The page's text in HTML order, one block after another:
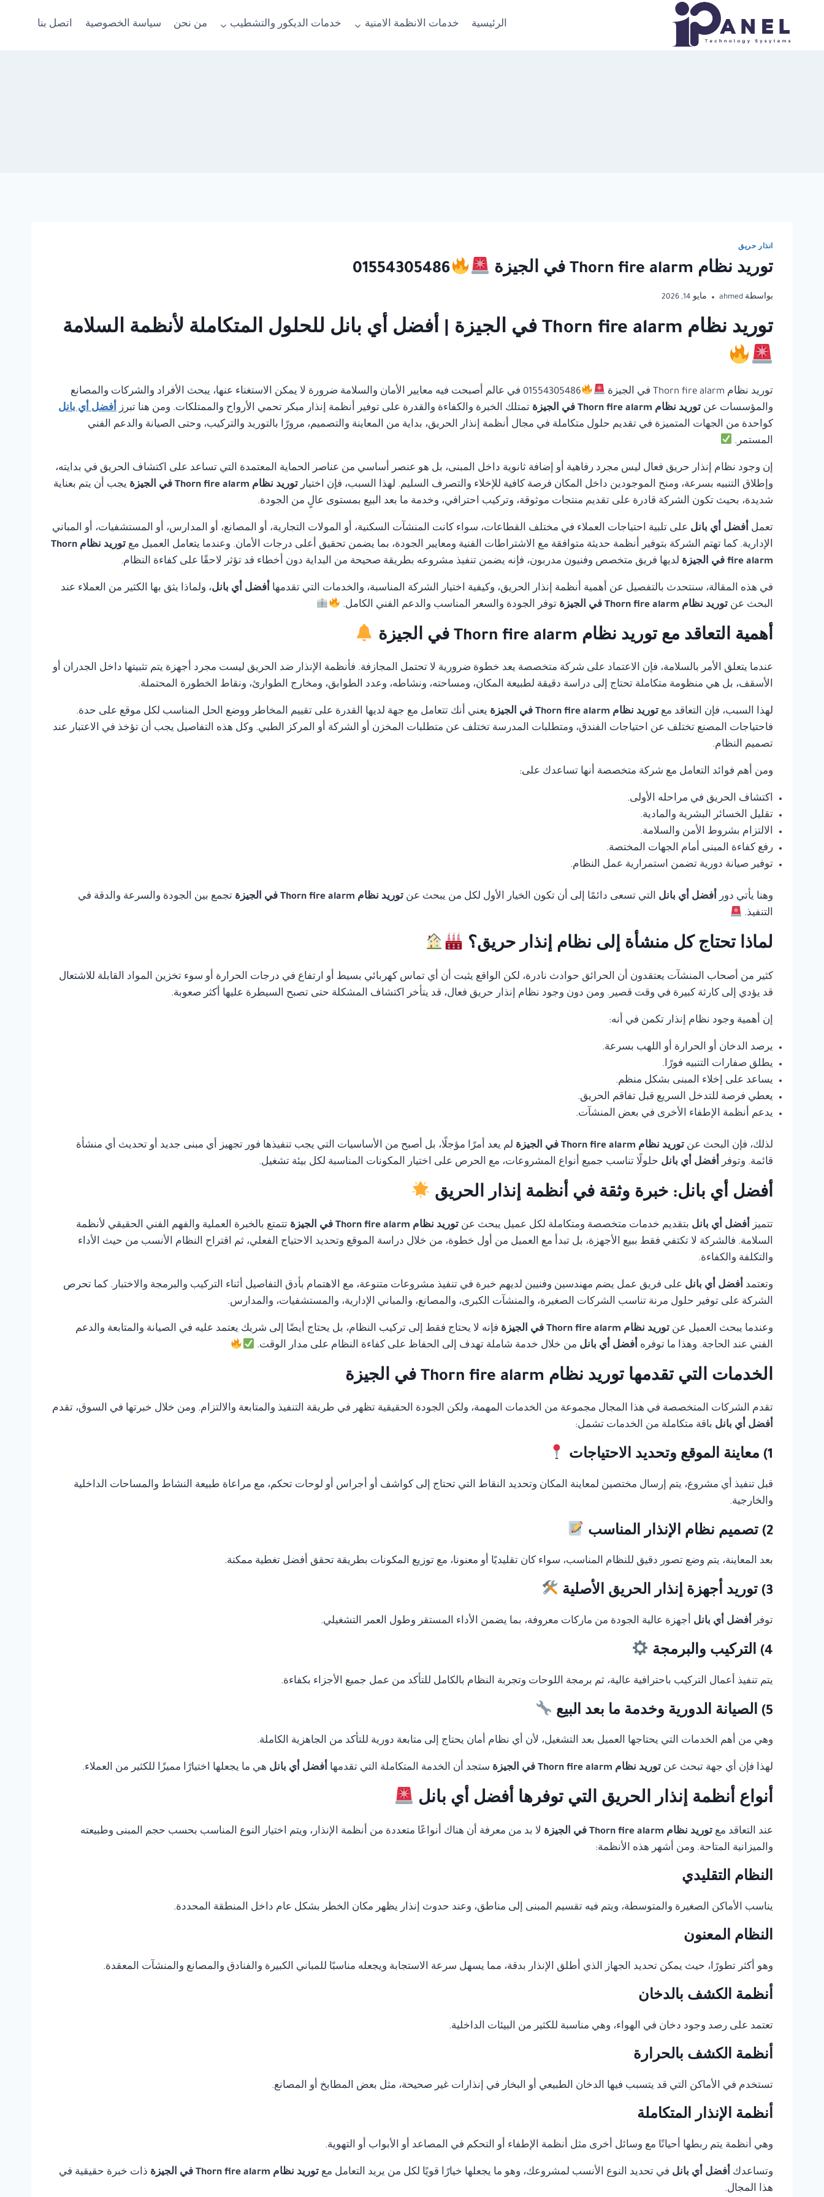
المحتوى
الرئيسية خدمات الانظمة الامنية خدمات الديكور والتشطيب من نحن سياسة الخصوصية اتصل بنا
انذار حريق
توريد نظام Thorn fire alarm في الجيزة 01554305486
بواسطة ahmed مايو 14, 2026
توريد نظام Thorn fire alarm في الجيزة | أفضل أي بانل للحلول المتكاملة لأنظمة السلامة
توريد نظام Thorn fire alarm في الجيزة
01554305486 في عالم أصبحت فيه معايير الأمان والسلامة ضرورة لا يمكن الاستغناء عنها، يبحث الأفراد والشركات والمصانع
والمؤسسات عن توريد نظام Thorn fire alarm في الجيزة تمتلك الخبرة والكفاءة والقدرة على توفير أنظمة إنذار مبكر تحمي الأرواح والممتلكات. ومن هنا تبرز أفضل أي بانل
كواحدة من الجهات المتميزة في تقديم حلول متكاملة في مجال أنظمة إنذار الحريق، بداية من المعاينة والتصميم، مرورًا بالتوريد والتركيب، وحتى الصيانة والدعم الفني
المستمر.
إن وجود نظام إنذار حريق فعال ليس مجرد رفاهية أو إضافة ثانوية داخل المبنى، بل هو عنصر أساسي من عناصر الحماية المعتمدة التي تساعد على اكتشاف الحريق في بدايته،
وإطلاق التنبيه بسرعة، ومنح الموجودين داخل المكان فرصة كافية للإخلاء والتصرف السليم. لهذا السبب، فإن اختيار توريد نظام Thorn fire alarm في الجيزة
يجب أن يتم بعناية
شديدة، بحيث تكون الشركة قادرة على تقديم منتجات موثوقة، وتركيب احترافي، وخدمة ما بعد البيع بمستوى عالٍ من الجودة.
تعمل أفضل أي بانل على تلبية احتياجات العملاء في مختلف القطاعات، سواء كانت المنشآت السكنية، أو المولات التجارية، أو المصانع، أو المدارس، أو المستشفيات، أو المباني
الإدارية. كما تهتم الشركة بتوفير أنظمة حديثة متوافقة مع الاشتراطات الفنية ومعايير الجودة، بما يضمن تحقيق أعلى درجات الأمان. وعندما يتعامل العميل مع
توريد نظام Thorn
fire alarm في الجيزة
لديها فريق متخصص وفنيون مدربون، فإنه يضمن تنفيذ مشروعه بطريقة صحيحة من البداية دون أخطاء قد تؤثر لاحقًا على كفاءة النظام.
في هذه المقالة، سنتحدث بالتفصيل عن أهمية أنظمة إنذار الحريق، وكيفية اختيار الشركة المناسبة، والخدمات التي تقدمها أفضل أي بانل، ولماذا يثق بها الكثير من العملاء عند
البحث عن توريد نظام Thorn fire alarm في الجيزة توفر الجودة والسعر المناسب والدعم الفني الكامل.
أهمية التعاقد مع توريد نظام Thorn fire alarm في الجيزة
عندما يتعلق الأمر بالسلامة، فإن الاعتماد على شركة متخصصة يعد خطوة ضرورية لا تحتمل المجازفة. فأنظمة الإنذار ضد الحريق ليست مجرد أجهزة يتم تثبيتها داخل الجدران أو
الأسقف، بل هي منظومة متكاملة تحتاج إلى دراسة دقيقة لطبيعة المكان، ومساحته، ونشاطه، وعدد الطوابق، ومخارج الطوارئ، ونقاط الخطورة المحتملة.
لهذا السبب، فإن التعاقد مع توريد نظام Thorn fire alarm في الجيزة
يعني أنك تتعامل مع جهة لديها القدرة على تقييم المخاطر ووضع الحل المناسب لكل موقع على حدة.
فاحتياجات المصنع تختلف عن احتياجات الفندق، ومتطلبات المدرسة تختلف عن متطلبات المخزن أو الشركة أو المركز الطبي. وكل هذه التفاصيل يجب أن تؤخذ في الاعتبار عند
تصميم النظام.
ومن أهم فوائد التعامل مع شركة متخصصة أنها تساعدك على:
اكتشاف الحريق في مراحله الأولى.
تقليل الخسائر البشرية والمادية.
الالتزام بشروط الأمن والسلامة.
رفع كفاءة المبنى أمام الجهات المختصة.
توفير صيانة دورية تضمن استمرارية عمل النظام.
وهنا يأتي دور أفضل أي بانل التي تسعى دائمًا إلى أن تكون الخيار الأول لكل من يبحث عن توريد نظام Thorn fire alarm في الجيزة
تجمع بين الجودة والسرعة والدقة في
التنفيذ.
لماذا تحتاج كل منشأة إلى نظام إنذار حريق؟
كثير من أصحاب المنشآت يعتقدون أن الحرائق حوادث نادرة، لكن الواقع يثبت أن أي تماس كهربائي بسيط أو ارتفاع في درجات الحرارة أو سوء تخزين المواد القابلة للاشتعال
قد يؤدي إلى كارثة كبيرة في وقت قصير. ومن دون وجود نظام إنذار حريق فعال، قد يتأخر اكتشاف المشكلة حتى تصبح السيطرة عليها أكثر صعوبة.
إن أهمية وجود نظام إنذار تكمن في أنه:
يرصد الدخان أو الحرارة أو اللهب بسرعة.
يطلق صفارات التنبيه فورًا.
يساعد على إخلاء المبنى بشكل منظم.
يعطي فرصة للتدخل السريع قبل تفاقم الحريق.
يدعم أنظمة الإطفاء الأخرى في بعض المنشآت.
لذلك، فإن البحث عن توريد نظام Thorn fire alarm في الجيزة
لم يعد أمرًا مؤجلًا، بل أصبح من الأساسيات التي يجب تنفيذها فور تجهيز أي مبنى جديد أو تحديث أي منشأة
قائمة. وتوفر أفضل أي بانل حلولًا تناسب جميع أنواع المشروعات، مع الحرص على اختيار المكونات المناسبة لكل بيئة تشغيل.
أفضل أي بانل: خبرة وثقة في أنظمة إنذار الحريق
تتميز أفضل أي بانل بتقديم خدمات متخصصة ومتكاملة لكل عميل يبحث عن توريد نظام Thorn fire alarm في الجيزة
تتمتع بالخبرة العملية والفهم الفني الحقيقي لأنظمة
السلامة. فالشركة لا تكتفي فقط ببيع الأجهزة، بل تبدأ مع العميل من أول خطوة، من خلال دراسة الموقع وتحديد الاحتياج الفعلي، ثم اقتراح النظام الأنسب من حيث الأداء
والتكلفة والكفاءة.
وتعتمد أفضل أي بانل على فريق عمل يضم مهندسين وفنيين لديهم خبرة في تنفيذ مشروعات متنوعة، مع الاهتمام بأدق التفاصيل أثناء التركيب والبرمجة والاختبار. كما تحرص
الشركة على توفير حلول مرنة تناسب الشركات الصغيرة، والمنشآت الكبرى، والمصانع، والمباني الإدارية، والمستشفيات، والمدارس.
وعندما يبحث العميل عن توريد نظام Thorn fire alarm في الجيزة
فإنه لا يحتاج فقط إلى تركيب النظام، بل يحتاج أيضًا إلى شريك يعتمد عليه في الصيانة والمتابعة والدعم
الفني عند الحاجة. وهذا ما توفره أفضل أي بانل من خلال خدمة شاملة تهدف إلى الحفاظ على كفاءة النظام على مدار الوقت.
الخدمات التي تقدمها توريد نظام Thorn fire alarm في الجيزة
تقدم الشركات المتخصصة في هذا المجال مجموعة من الخدمات المهمة، ولكن الجودة الحقيقية تظهر في طريقة التنفيذ والمتابعة والالتزام. ومن خلال خبرتها في السوق، تقدم
أفضل أي بانل باقة متكاملة من الخدمات تشمل:
1) معاينة الموقع وتحديد الاحتياجات
قبل تنفيذ أي مشروع، يتم إرسال مختصين لمعاينة المكان وتحديد النقاط التي تحتاج إلى كواشف أو أجراس أو لوحات تحكم، مع مراعاة طبيعة النشاط والمساحات الداخلية
والخارجية.
2) تصميم نظام الإنذار المناسب
بعد المعاينة، يتم وضع تصور دقيق للنظام المناسب، سواء كان تقليديًا أو معنونا، مع توزيع المكونات بطريقة تحقق أفضل تغطية ممكنة.
3) توريد أجهزة إنذار الحريق الأصلية
توفر أفضل أي بانل أجهزة عالية الجودة من ماركات معروفة، بما يضمن الأداء المستقر وطول العمر التشغيلي.
4) التركيب والبرمجة
يتم تنفيذ أعمال التركيب باحترافية عالية، ثم برمجة اللوحات وتجربة النظام بالكامل للتأكد من عمل جميع الأجزاء بكفاءة.
5) الصيانة الدورية وخدمة ما بعد البيع
وهي من أهم الخدمات التي يحتاجها العميل بعد التشغيل، لأن أي نظام أمان يحتاج إلى متابعة دورية للتأكد من الجاهزية الكاملة.
لهذا فإن أي جهة تبحث عن توريد نظام Thorn fire alarm في الجيزة ستجد أن الخدمة المتكاملة التي تقدمها أفضل أي بانل هي ما يجعلها اختيارًا مميزًا للكثير من العملاء.
أنواع أنظمة إنذار الحريق التي توفرها أفضل أي بانل
عند التعاقد مع توريد نظام Thorn fire alarm في الجيزة
لا بد من معرفة أن هناك أنواعًا متعددة من أنظمة الإنذار، ويتم اختيار النوع المناسب بحسب حجم المبنى وطبيعته
والميزانية المتاحة. ومن أشهر هذه الأنظمة:
النظام التقليدي
يناسب الأماكن الصغيرة والمتوسطة، ويتم فيه تقسيم المبنى إلى مناطق، وعند حدوث إنذار يظهر مكان الخطر بشكل عام داخل المنطقة المحددة.
النظام المعنون
وهو أكثر تطورًا، حيث يمكن تحديد الجهاز الذي أطلق الإنذار بدقة، مما يسهل سرعة الاستجابة ويجعله مناسبًا للمباني الكبيرة والفنادق والمصانع والمنشآت المعقدة.
أنظمة الكشف بالدخان
تعتمد على رصد وجود دخان في الهواء، وهي مناسبة للكثير من البيئات الداخلية.
أنظمة الكشف بالحرارة
تستخدم في الأماكن التي قد يتسبب فيها الدخان الطبيعي أو البخار في إنذارات غير صحيحة، مثل بعض المطابخ أو المصانع.
أنظمة الإنذار المتكاملة
وهي أنظمة يتم ربطها أحيانًا مع وسائل أخرى مثل أنظمة الإطفاء أو التحكم في المصاعد أو الأبواب أو التهوية.
وتساعدك أفضل أي بانل في تحديد النوع الأنسب لمشروعك، وهو ما يجعلها خيارًا قويًا لكل من يريد التعامل مع توريد نظام Thorn fire alarm في الجيزة
ذات خبرة حقيقية في
هذا المجال.